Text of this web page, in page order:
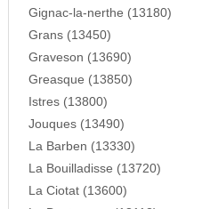
Gignac-la-nerthe (13180)
Grans (13450)
Graveson (13690)
Greasque (13850)
Istres (13800)
Jouques (13490)
La Barben (13330)
La Bouilladisse (13720)
La Ciotat (13600)